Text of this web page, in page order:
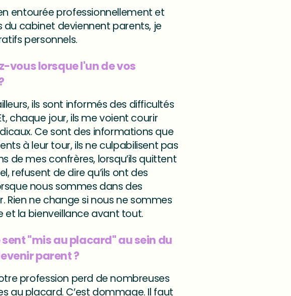
entourée professionnellement et
du cabinet deviennent parents, je
personnels.
vous lorsque l'un de vos
ils sont informés des difficultés
chaque jour, ils me voient courir
Ce sont des informations que
à leur tour, ils ne culpabilisent pas
de mes confrères, lorsqu’ils quittent
refusent de dire qu’ils ont des
nous sommes dans des
Rien ne change si nous ne sommes
et la bienveillance avant tout.
"mis au placard" au sein du
parent ?
profession perd de nombreuses
au placard. C’est dommage. Il faut